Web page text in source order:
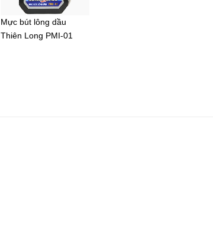
Mực bút lông dầu
Thiên Long PMI-01